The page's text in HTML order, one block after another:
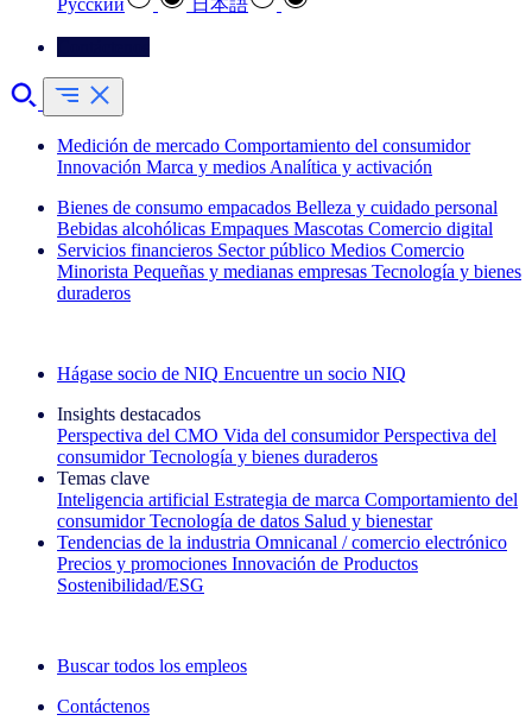
Pусский
日本語
Medición de mercado Comportamiento del consumidor
Innovación Marca y medios Analítica y activación
Bienes de consumo empacados Belleza y cuidado personal
Bebidas alcohólicas Empaques Mascotas Comercio digital
Servicios financieros Sector público Medios Comercio
Minorista Pequeñas y medianas empresas Tecnología y bienes
duraderos
Hágase socio de NIQ Encuentre un socio NIQ
Insights destacados
Perspectiva del CMO Vida del consumidor Perspectiva del
consumidor Tecnología y bienes duraderos
Temas clave
Inteligencia artificial Estrategia de marca Comportamiento del
consumidor Tecnología de datos Salud y bienestar
Tendencias de la industria Omnicanal / comercio electrónico
Precios y promociones Innovación de Productos
Sostenibilidad/ESG
Buscar todos los empleos
Contáctenos